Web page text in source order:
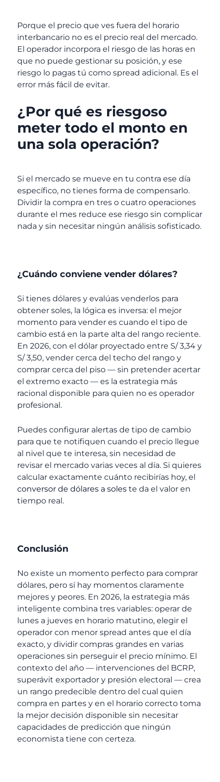
Porque el precio que ves fuera del horario
interbancario no es el precio real del mercado.
El operador incorpora el riesgo de las horas en
que no puede gestionar su posición, y ese
riesgo lo pagas tú como spread adicional. Es el
error más fácil de evitar.
¿Por qué es riesgoso
meter todo el monto en
una sola operación?
Si el mercado se mueve en tu contra ese día
específico, no tienes forma de compensarlo.
Dividir la compra en tres o cuatro operaciones
durante el mes reduce ese riesgo sin complicar
nada y sin necesitar ningún análisis sofisticado.
¿Cuándo conviene vender dólares?
Si tienes dólares y evalúas venderlos para
obtener soles, la lógica es inversa: el mejor
momento para vender es cuando el tipo de
cambio está en la parte alta del rango reciente.
En 2026, con el dólar proyectado entre S/ 3,34 y
S/ 3,50, vender cerca del techo del rango y
comprar cerca del piso — sin pretender acertar
el extremo exacto — es la estrategia más
racional disponible para quien no es operador
profesional.
Puedes configurar alertas de tipo de cambio
para que te notifiquen cuando el precio llegue
al nivel que te interesa, sin necesidad de
revisar el mercado varias veces al día. Si quieres
calcular exactamente cuánto recibirías hoy, el
conversor de dólares a soles te da el valor en
tiempo real.
Conclusión
No existe un momento perfecto para comprar
dólares, pero sí hay momentos claramente
mejores y peores. En 2026, la estrategia más
inteligente combina tres variables: operar de
lunes a jueves en horario matutino, elegir el
operador con menor spread antes que el día
exacto, y dividir compras grandes en varias
operaciones sin perseguir el precio mínimo. El
contexto del año — intervenciones del BCRP,
superávit exportador y presión electoral — crea
un rango predecible dentro del cual quien
compra en partes y en el horario correcto toma
la mejor decisión disponible sin necesitar
capacidades de predicción que ningún
economista tiene con certeza.